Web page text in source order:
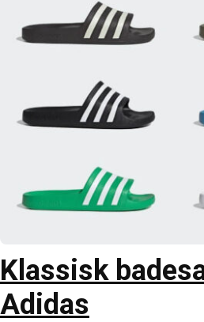
Klassisk
Adidas